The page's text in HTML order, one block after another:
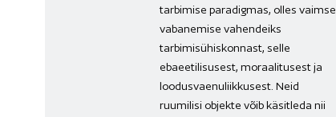
tarbimise paradigmas, olles vaimse
vabanemise vahendeiks
tarbimisühiskonnast, selle
ebaeetilisusest, moraalitusest ja
loodusvaenuliikkusest. Neid
ruumilisi objekte võib käsitleda nii